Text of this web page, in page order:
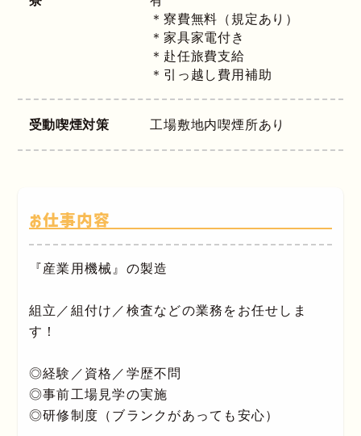
＊寮費無料（規定あり）
＊家具家電付き
＊赴任旅費支給
＊引っ越し費用補助
受動喫煙対策 工場敷地内喫煙所あり
お仕事内容
『産業用機械』の製造
組立／組付け／検査などの業務をお任せしま
す！
◎経験／資格／学歴不問
◎事前工場見学の実施
◎研修制度（ブランクがあっても安心）